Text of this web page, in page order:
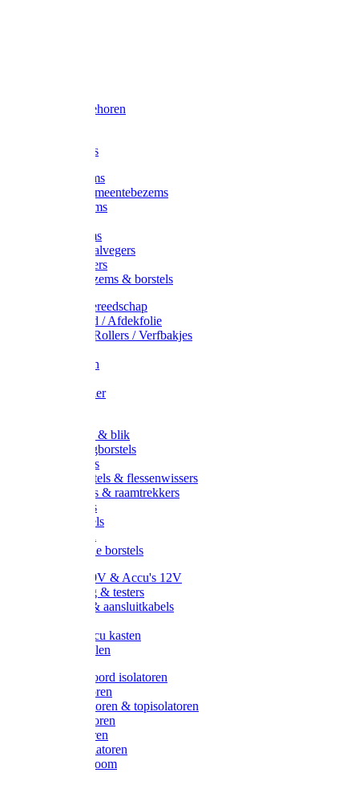
Slede toebehoren
Composters
Straatbezems
Stads- / Gemeentebezems
Terrasbezems
Gootbezems
Kamer-/Zaalvegers
Vloertrekkers
Onkruidbezems & borstels
Schildersgereedschap
Afplakband / Afdekfolie
Kwasten / Rollers / Verfbakjes
Afdekfoliën
Schuurpapier
Handveger & blik
Voetenveegborstels
Handvegers
Afwasborstels & flessenwissers
Wasborstels & raamtrekkers
Tonborstels
Werkborstels
Hygienische borstels
Batterijen 9V & Accu's 12V
Beveiliging & testers
Kabelsets & aansluitkabels
Metalen accu kasten
Zonnepanelen
Draad & koord isolatoren
Ringisolatoren
Extra isolatoren & topisolatoren
Hoekisolatoren
Lintisolatoren
Afstandisolatoren
Isolatorenboom